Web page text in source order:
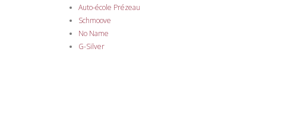
Auto-école Prézeau
Schmoove
No Name
G-Silver